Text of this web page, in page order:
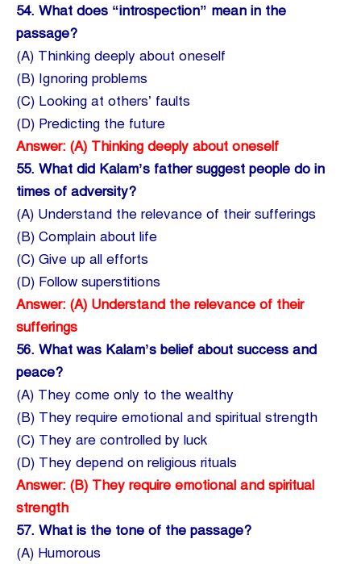
54. What does “introspection” mean in the
passage?
(A) Thinking deeply about oneself
(B) Ignoring problems
(C) Looking at others’ faults
(D) Predicting the future
Answer: (A) Thinking deeply about oneself
55. What did Kalam’s father suggest people do in
times of adversity?
(A) Understand the relevance of their sufferings
(B) Complain about life
(C) Give up all efforts
(D) Follow superstitions
Answer: (A) Understand the relevance of their
sufferings
56. What was Kalam’s belief about success and
peace?
(A) They come only to the wealthy
(B) They require emotional and spiritual strength
(C) They are controlled by luck
(D) They depend on religious rituals
Answer: (B) They require emotional and spiritual
strength
57. What is the tone of the passage?
(A) Humorous